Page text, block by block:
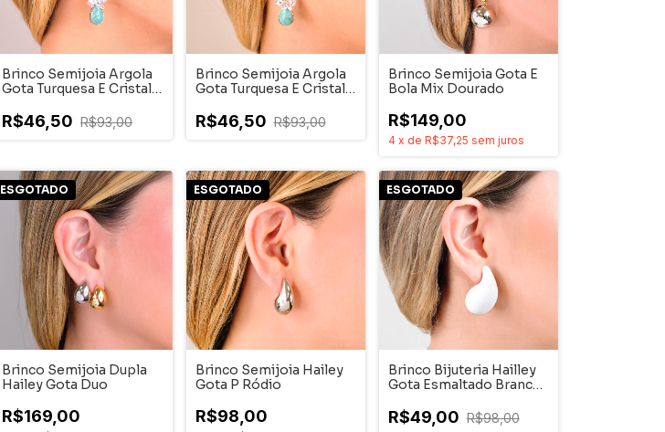
Brinco Semijoia Argola
Gota Turquesa E Cristal
R$46,50 R$93,00
Brinco Semijoia Argola
Gota Turquesa E Cristal
R$46,50 R$93,00
Brinco Semijoia Gota E
Bola Mix Dourado
R$149,00
4 x de R$37,25 sem juros
ESGOTADO
Brinco Semijoia Dupla
Hailey Gota Duo
R$169,00
ESGOTADO
Brinco Semijoia Hailey
Gota P Ródio
R$98,00
ESGOTADO
Brinco Bijuteria Hailley
Gota Esmaltado Branco
R$49,00 R$98,00